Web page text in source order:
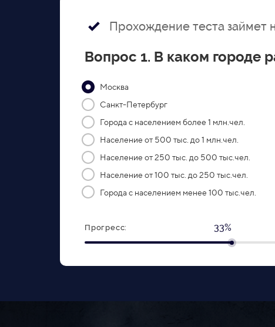
Прохождение теста займет
Вопрос 1. В каком городе
Москва
Санкт-Петербург
Города с населением более 1 млн.чел.
Население от 500 тыс. до 1 млн.чел.
Население от 250 тыс. до 500 тыс.чел.
Население от 100 тыс. до 250 тыс.чел.
Города с населением менее 100 тыс.чел.
Прогресс: 33%